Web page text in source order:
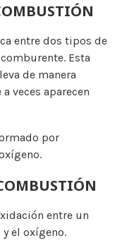
entre dos tipos de
Esta
de manera
veces aparecen
por
entre un
el oxígeno.